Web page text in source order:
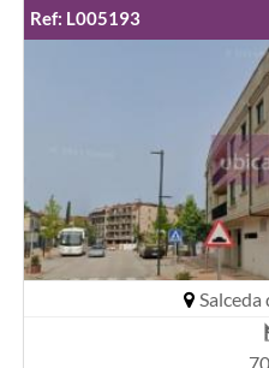
Ref: L005193
Salceda